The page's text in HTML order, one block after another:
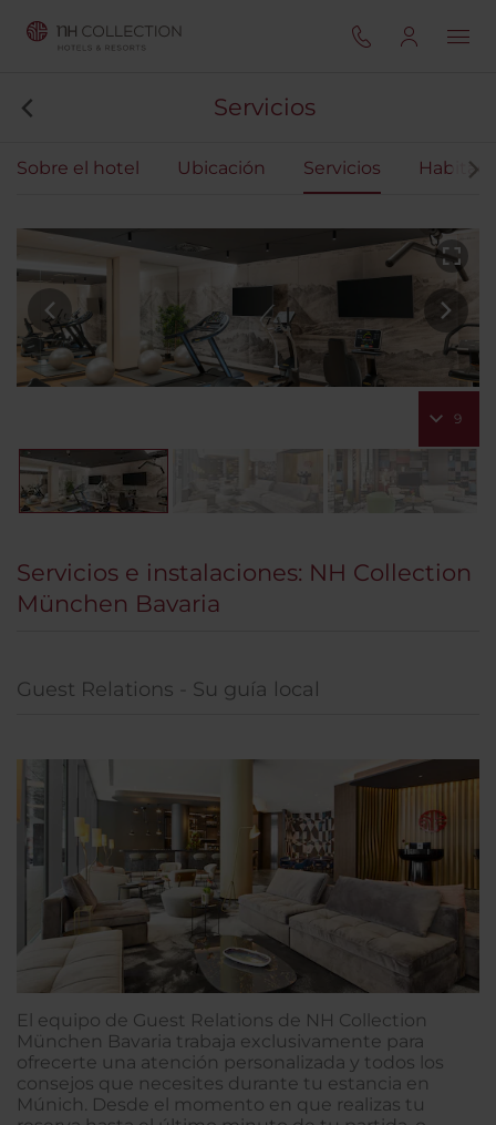
Servicios
Sobre el hotel Ubicación Servicios
9
Servicios e instalaciones: NH Collection
München Bavaria
Guest Relations - Su guía local
El equipo de Guest Relations de NH Collection
München Bavaria trabaja exclusivamente para
ofrecerte una atención personalizada y todos los
consejos que necesites durante tu estancia en
Múnich. Desde el momento en que realizas tu